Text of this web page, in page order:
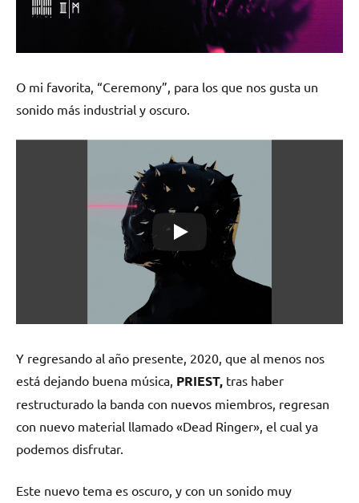
O mi favorita, “Ceremony”, para los que nos gusta un
sonido más industrial y oscuro.
Y regresando al año presente, 2020, que al menos nos
está dejando buena música, PRIEST, tras haber
restructurado la banda con nuevos miembros, regresan
con nuevo material llamado «Dead Ringer», el cual ya
podemos disfrutar.
Este nuevo tema es oscuro, y con un sonido muy